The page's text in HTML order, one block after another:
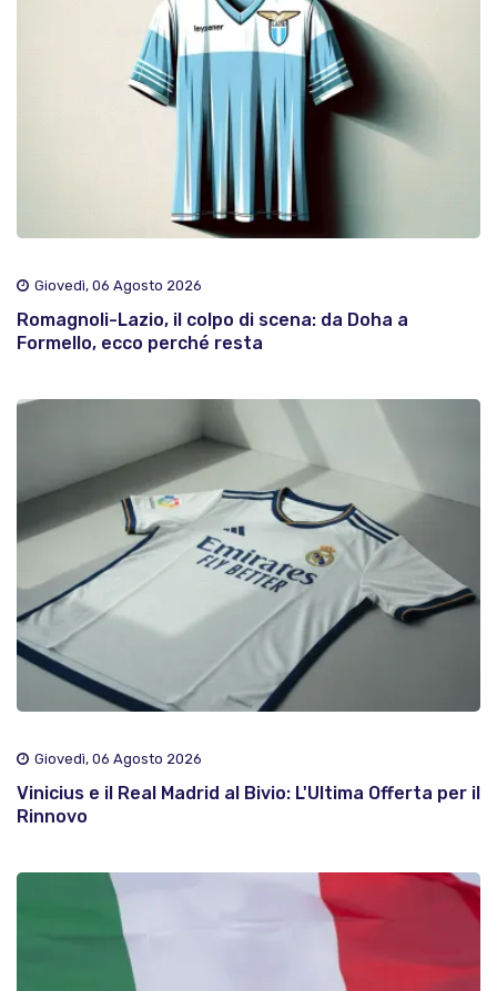
Giovedì, 06 Agosto 2026
Romagnoli-Lazio, il colpo di scena: da Doha a
Formello, ecco perché resta
Giovedì, 06 Agosto 2026
Vinicius e il Real Madrid al Bivio: L'Ultima Offerta per il
Rinnovo